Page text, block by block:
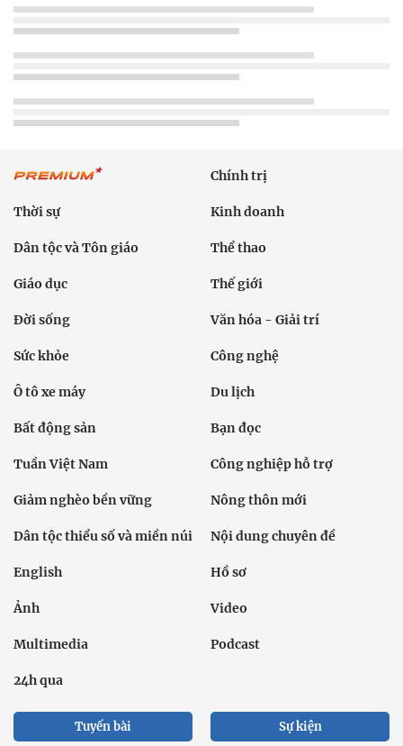
Chính trị
Thời sự Kinh doanh
Dân tộc và Tôn giáo Thể thao
Giáo dục Thế giới
Đời sống Văn hóa - Giải trí
Sức khỏe Công nghệ
Ô tô xe máy Du lịch
Bất động sản Bạn đọc
Tuần Việt Nam Công nghiệp hỗ trợ
Giảm nghèo bền vững Nông thôn mới
Dân tộc thiểu số và miền núi Nội dung chuyên đề
English Hồ sơ
Ảnh Video
Multimedia Podcast
24h qua
Tuyến bài Sự kiện